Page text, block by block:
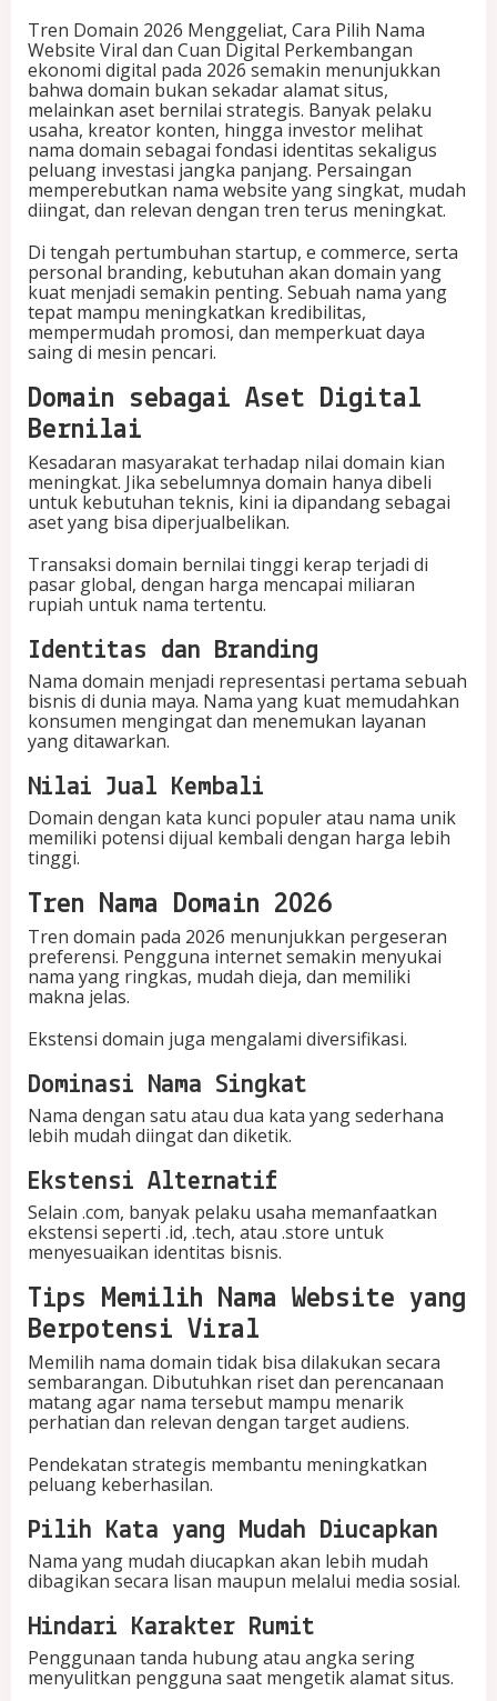
a
,
C
a
r
a
P
i
l
h
N
a
m
a
W
b
t
e
V
i
r
l
d
a
n
C
u
a
n
g
i
t
a
Tren Domain 2026 Menggeliat, Cara Pilih Nama
Website Viral dan Cuan Digital Perkembangan
ekonomi digital pada 2026 semakin menunjukkan
bahwa domain bukan sekadar alamat situs,
melainkan aset bernilai strategis. Banyak pelaku
usaha, kreator konten, hingga investor melihat
nama domain sebagai fondasi identitas sekaligus
peluang investasi jangka panjang. Persaingan
memperebutkan nama website yang singkat, mudah
diingat, dan relevan dengan tren terus meningkat.
Di tengah pertumbuhan startup, e commerce, serta
personal branding, kebutuhan akan domain yang
kuat menjadi semakin penting. Sebuah nama yang
tepat mampu meningkatkan kredibilitas,
mempermudah promosi, dan memperkuat daya
saing di mesin pencari.
Domain sebagai Aset Digital
Bernilai
Kesadaran masyarakat terhadap nilai domain kian
meningkat. Jika sebelumnya domain hanya dibeli
untuk kebutuhan teknis, kini ia dipandang sebagai
aset yang bisa diperjualbelikan.
Transaksi domain bernilai tinggi kerap terjadi di
pasar global, dengan harga mencapai miliaran
rupiah untuk nama tertentu.
Identitas dan Branding
Nama domain menjadi representasi pertama sebuah
bisnis di dunia maya. Nama yang kuat memudahkan
konsumen mengingat dan menemukan layanan
yang ditawarkan.
Nilai Jual Kembali
Domain dengan kata kunci populer atau nama unik
memiliki potensi dijual kembali dengan harga lebih
tinggi.
Tren Nama Domain 2026
Tren domain pada 2026 menunjukkan pergeseran
preferensi. Pengguna internet semakin menyukai
nama yang ringkas, mudah dieja, dan memiliki
makna jelas.
Ekstensi domain juga mengalami diversifikasi.
Dominasi Nama Singkat
Nama dengan satu atau dua kata yang sederhana
lebih mudah diingat dan diketik.
Ekstensi Alternatif
Selain .com, banyak pelaku usaha memanfaatkan
ekstensi seperti .id, .tech, atau .store untuk
menyesuaikan identitas bisnis.
Tips Memilih Nama Website yang
Berpotensi Viral
Memilih nama domain tidak bisa dilakukan secara
sembarangan. Dibutuhkan riset dan perencanaan
matang agar nama tersebut mampu menarik
perhatian dan relevan dengan target audiens.
Pendekatan strategis membantu meningkatkan
peluang keberhasilan.
Pilih Kata yang Mudah Diucapkan
Nama yang mudah diucapkan akan lebih mudah
dibagikan secara lisan maupun melalui media sosial.
Hindari Karakter Rumit
Penggunaan tanda hubung atau angka sering
menyulitkan pengguna saat mengetik alamat situs.